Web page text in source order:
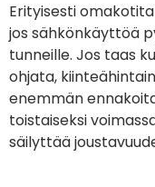
Erityisesti
jos sähkönkäyttöä
tunneille. Jos taas
ohjata,
enemmän
toistaiseksi
säilyttää